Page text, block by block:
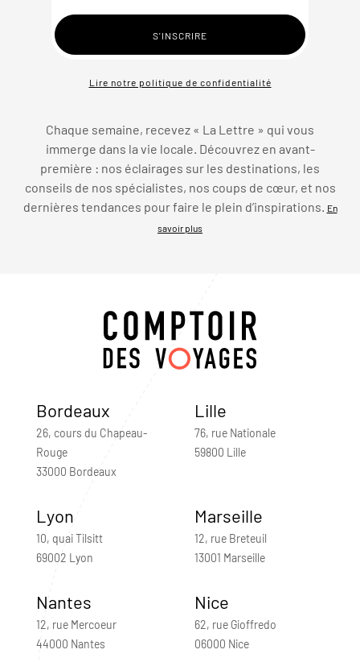
Lire notre politique de confidentialité
Chaque semaine, recevez « La Lettre » qui vous
immerge dans la vie locale. Découvrez en avant-
première : nos éclairages sur les destinations, les
conseils de nos spécialistes, nos coups de cœur, et nos
dernières tendances pour faire le plein d’inspirations.
En
savoir plus
Bordeaux
26, cours du Chapeau-
Rouge
33000 Bordeaux
Lille
76, rue Nationale
59800 Lille
Lyon
10, quai Tilsitt
69002 Lyon
Marseille
12, rue Breteuil
13001 Marseille
Nantes
12, rue Mercoeur
44000 Nantes
Nice
62, rue Gioffredo
06000 Nice